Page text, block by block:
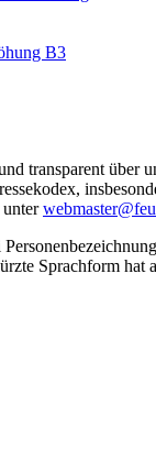
B3
transparent
unter
Sprachform